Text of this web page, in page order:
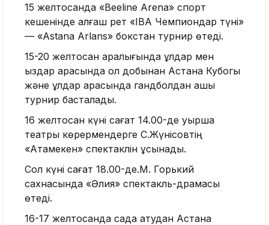
15 желтоқсанда «Beeline Arena» спорт
кешенінде алғаш рет «ІВА Чемпиондар түні»
— «Astana Arlans» бокстан турнир өтеді.
15-20 желтоқсан аралығында ұлдар мен
қыздар арасында қол добынан Астана Кубогы
және ұлдар арасында гандболдан ашық
турнир басталады.
16 желтоқсан күні сағат 14.00-де қуыршақ
театры көрермендерге С.Жүнісовтің
«Атамекен» спектаклін ұсынады.
Сол күні сағат 18.00-де.М. Горький
сахнасында «Әлия» спектакль-драмасы
өтеді.
16-17 желтоқсанда садақ атудан Астана